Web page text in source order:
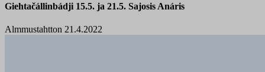
Giehtačállinbádji 15.5. ja 21.5. Sajosis Anáris
Almmustahtton 21.4.2022